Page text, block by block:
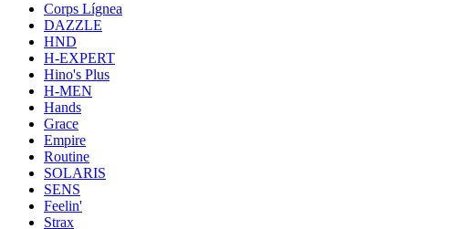
Corps Lígnea
DAZZLE
HND
H-EXPERT
Hino's Plus
H-MEN
Hands
Grace
Empire
Routine
SOLARIS
SENS
Feelin'
Strax